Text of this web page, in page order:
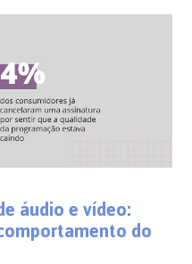
áudio e vídeo:
do